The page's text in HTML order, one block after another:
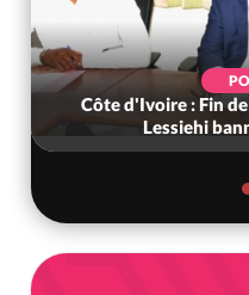
Côte d'Ivoire : Fin
Lessiehi